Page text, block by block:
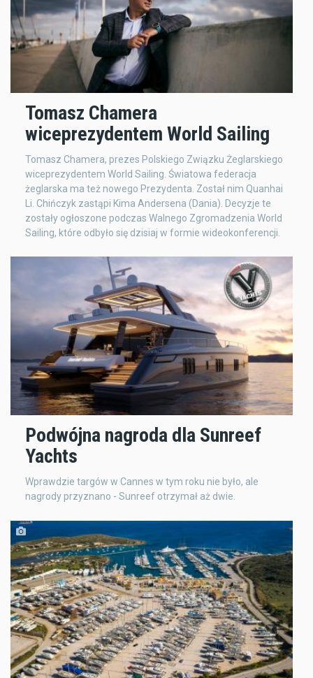
Tomasz Chamera
wiceprezydentem World Sailing
Tomasz Chamera, prezes Polskiego Związku Żeglarskiego
wiceprezydentem World Sailing. Światowa federacja
żeglarska ma też nowego Prezydenta. Został nim Quanhai
Li. Chińczyk zastąpi Kima Andersena (Dania). Decyzje te
zostały ogłoszone podczas Walnego Zgromadzenia World
Sailing, które odbyło się dzisiaj w formie wideokonferencji.
Podwójna nagroda dla Sunreef
Yachts
Wprawdzie targów w Cannes w tym roku nie było, ale
nagrody przyznano - Sunreef otrzymał aż dwie.